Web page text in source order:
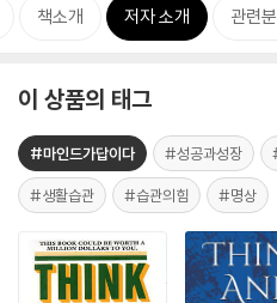
책소개 저자 소개 관련
이 상품의 태그
#마인드가답이다 #성공과성장
#생활습관 #습관의힘 #명상